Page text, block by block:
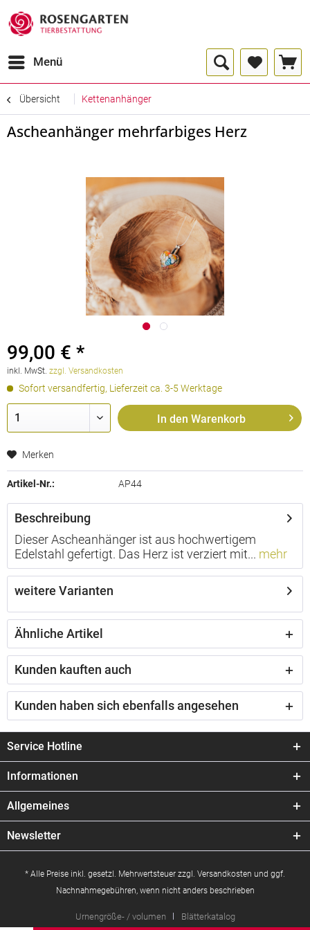
Menü
Übersicht Kettenanhänger
Ascheanhänger mehrfarbiges Herz
99,00 € *
inkl. MwSt. zzgl. Versandkosten
Sofort versandfertig, Lieferzeit ca. 3-5 Werktage
In den Warenkorb
Merken
Artikel-Nr.: AP44
Beschreibung
Dieser Ascheanhänger ist aus hochwertigem
Edelstahl gefertigt. Das Herz ist verziert mit... mehr
weitere Varianten
Ähnliche Artikel
Kunden kauften auch
Kunden haben sich ebenfalls angesehen
Service Hotline
Informationen
Allgemeines
Newsletter
* Alle Preise inkl. gesetzl. Mehrwertsteuer zzgl. Versandkosten und ggf.
Nachnahmegebühren, wenn nicht anders beschrieben
Urnengröße- / volumen Blätterkatalog